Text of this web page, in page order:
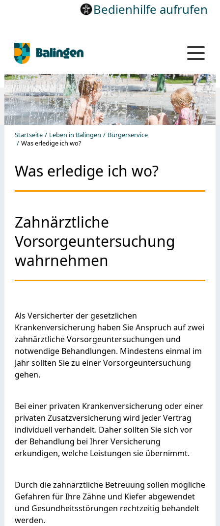
Bedienhilfe aufrufen
Startseite Leben in Balingen
Bürgerservice
Was erledige ich wo?
Was erledige ich wo?
Zahnärztliche
Vorsorgeuntersuchung
wahrnehmen
Als Versicherter der gesetzlichen
Krankenversicherung haben Sie Anspruch auf zwei
zahnärztliche Vorsorgeuntersuchungen und
notwendige Behandlungen. Mindestens einmal im
Jahr sollten Sie zu einer Vorsorgeuntersuchung
gehen.
Bei einer privaten Krankenversicherung oder einer
privaten Zusatzversicherung wird jeder Vertrag
individuell verhandelt. Daher sollten Sie sich vor
der Behandlung bei Ihrer Versicherung
erkundigen, welche Leistungen sie übernimmt.
Durch die zahnärztliche Betreuung sollen mögliche
Gefahren für Ihre Zähne und Kiefer abgewendet
und Gesundheitsstörungen rechtzeitig behandelt
werden.